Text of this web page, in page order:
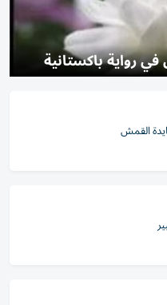
رواية باكستانية
القمش